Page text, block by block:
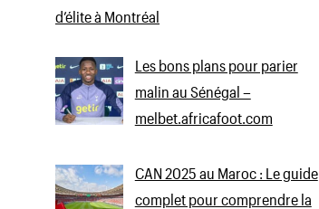
d’élite à Montréal
Les bons plans pour parier
malin au Sénégal –
melbet.africafoot.com
CAN 2025 au Maroc : Le guide
complet pour comprendre la